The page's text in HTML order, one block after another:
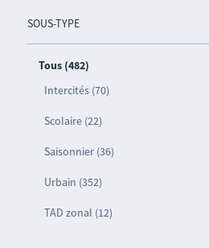
SOUS-TYPE
Tous (482)
Intercités (70)
Scolaire (22)
Saisonnier (36)
Urbain (352)
TAD zonal (12)